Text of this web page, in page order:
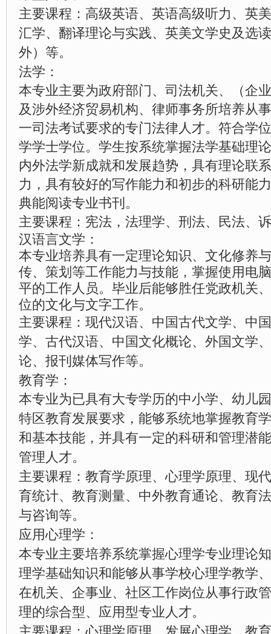
主要课程：高级英语、英语高级听力、英
汇学、翻译理论与实践、英美文学史及选
外）等。
法学：
本专业主要为政府部门、司法机关、（企
及涉外经济贸易机构、律师事务所培养从
一司法考试要求的专门法律人才。符合学
学学士学位。学生按系统掌握法学基础理
内外法学新成就和发展趋势，具有理论联
力，具有较好的写作能力和初步的科研能
典能阅读专业书刊。
主要课程：宪法，法理学、刑法、民法、
汉语言文学：
本专业培养具有一定理论知识、文化修养
传、策划等工作能力与技能，掌握使用电
平的工作人员。毕业后能够胜任党政机关
位的文化与文字工作。
主要课程：现代汉语、中国古代文学、中
学、古代汉语、中国文化概论、外国文学
论、报刊媒体写作等。
教育学：
本专业为已具有大专学历的中小学、幼儿
特区教育发展要求，能够系统地掌握教育
和基本技能，并具有一定的科研和管理潜
管理人才。
主要课程：教育学原理、心理学原理、现
育统计、教育测量、中外教育通论、教育
与咨询等。
应用心理学：
本专业主要培养系统掌握心理学专业理论
理学基础知识和能够从事学校心理学教学
在机关、企事业、社区工作岗位从事行政
理的综合型、应用型专业人才。